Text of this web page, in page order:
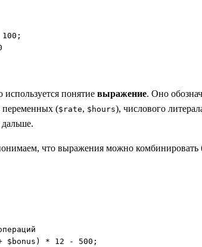
понятие выражение. Оно
переменных ($rate, $hours), числового
что выражения можно комбинировать
$bonus) * 12 - 500;